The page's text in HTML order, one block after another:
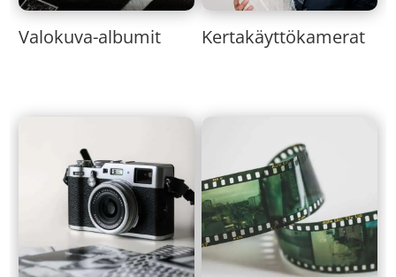
Valokuva-albumit Kertakäyttökamerat